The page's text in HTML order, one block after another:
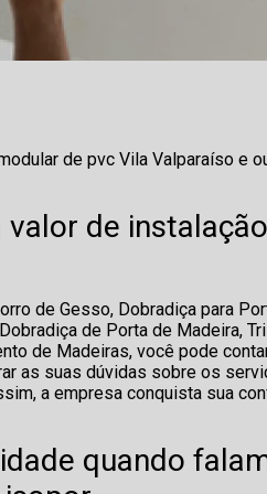
de pvc Vila Valparaíso e
valor de
de Gesso, Dobradiça para
de Porta de Madeira,
de Madeiras, você pode
as suas dúvidas sobre os
a empresa conquista sua
quando